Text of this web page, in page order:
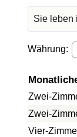
Sie leben
Währung:
Zwei-
Zwei-
Vier-